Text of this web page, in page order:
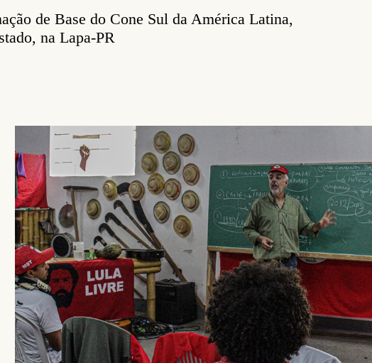
de Base do Cone Sul da América Latina,
na Lapa-PR